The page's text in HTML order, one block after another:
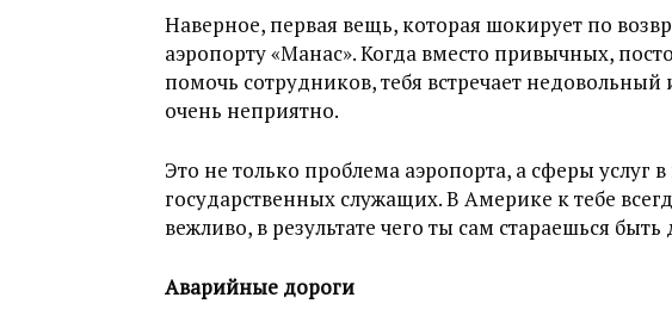
Наверное, первая вещь, которая шокирует по
аэропорту «Манас». Когда вместо привычных,
помочь сотрудников, тебя встречает недовольный
очень неприятно.
Это не только проблема аэропорта, а сферы услуг
государственных служащих. В Америке к тебе
вежливо, в результате чего ты сам стараешься
Аварийные дороги